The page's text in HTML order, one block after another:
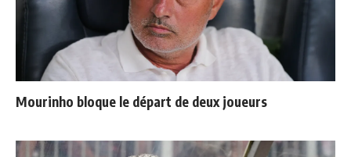
Mourinho bloque le départ de deux joueurs